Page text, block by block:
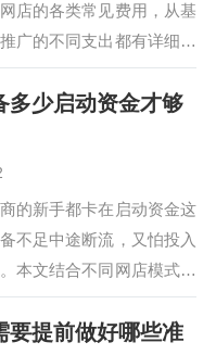
店的各类常见费用，从基
广的不同支出都有详细说
估算启动预算，避开不必
找到适合自己的开店方
多少启动资金才够
的新手都卡在启动资金这
不足中途断流，又怕投入
本文结合不同网店模式的
帮创业者理清启动阶段的
合理的资金筹备参考，让
要提前做好哪些准